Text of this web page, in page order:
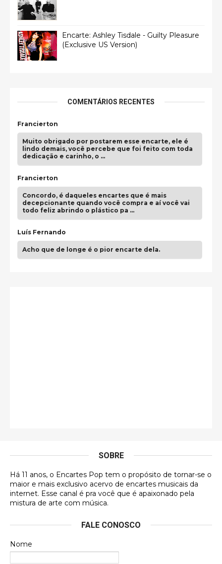
Encarte: Ashley Tisdale - Guilty Pleasure
(Exclusive US Version)
COMENTÁRIOS RECENTES
Francierton
Muito obrigado por postarem esse encarte, ele é
lindo demais, você percebe que foi feito com toda
dedicação e carinho, o …
Francierton
Concordo, é daqueles encartes que é mais
decepcionante quando você compra e aí você vai
todo feliz abrindo o plástico pa …
Luís Fernando
Acho que de longe é o pior encarte dela.
DVD MIDINHO
Francierton
futuras aquisições, e olhando o encarte aqui, me
Francierton
SOBRE
Há 11 anos, o Encartes Pop tem o propósito de tornar-se o
maior e mais exclusivo acervo de encartes musicais da
internet. Esse canal é pra você que é apaixonado pela
mistura de arte com música.
FALE CONOSCO
Nome